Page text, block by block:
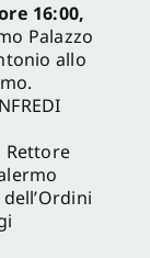
16:00,
Palazzo
allo
Rettore